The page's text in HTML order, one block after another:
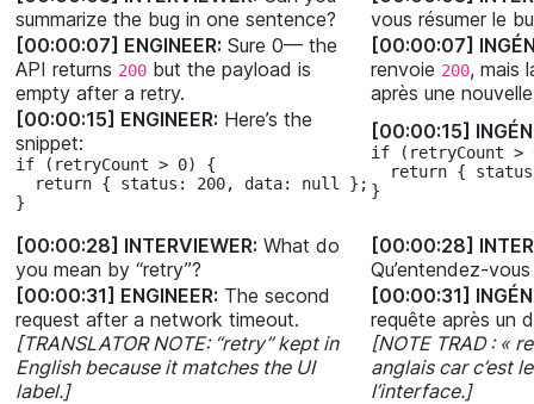
summarize the bug in one sentence?
vous résumer le
[00:00:07] ENGINEER: Sure 0— the
API returns 200 but the payload is
empty after a retry.
[00:00:07]
renvoie 200, mais
après une
[00:00:15] ENGINEER: Here’s the
snippet:
if (retryCount > 0) {
  return { status: 200, data: null };
}
[00:00:15]
if (retryCount >
return {
}
[00:00:28] INTERVIEWER: What do
you mean by “retry”?
[00:00:28]
Qu’entendez-
[00:00:31] ENGINEER: The second
request after a network timeout.
[TRANSLATOR NOTE: “retry” kept in
English because it matches the UI
label.]
[00:00:31]
requête après un
[NOTE TRAD : «
anglais car c’est
l’interface.]